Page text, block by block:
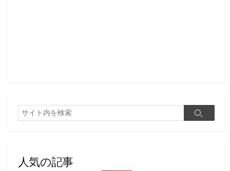
検
索
検
人気の記事